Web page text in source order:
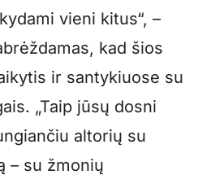
vieni kitus“, –
kad šios
ir santykiuose su
„Taip jūsų dosni
altorių su
– su žmonių